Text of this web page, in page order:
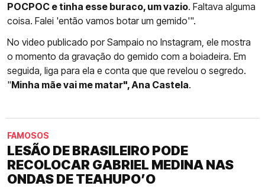
POCPOC e tinha esse buraco, um vazio. Faltava alguma
coisa. Falei 'então vamos botar um gemido'".
No video publicado por Sampaio no Instagram, ele mostra
o momento da gravação do gemido com a boiadeira. Em
seguida, liga para ela e conta que que revelou o segredo.
"Minha mãe vai me matar", Ana Castela.
FAMOSOS
LESÃO DE BRASILEIRO PODE
RECOLOCAR GABRIEL MEDINA NAS
ONDAS DE TEAHUPO’O